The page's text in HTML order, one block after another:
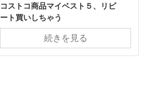
コストコ商品マイベスト５、リピ
ート買いしちゃう
続きを見る